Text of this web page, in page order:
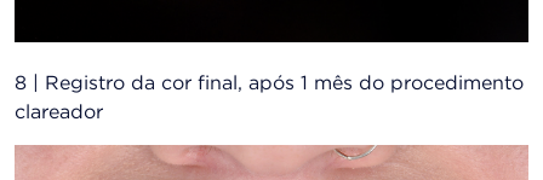
8 | Registro da cor final, após 1 mês do procedimento
clareador